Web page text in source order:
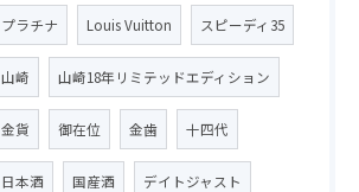
プラチナ Louis Vuitton スピーディ35
山崎 山崎18年リミテッドエディション
金貨 御在位 金歯 十四代
日本酒 国産酒 デイトジャスト